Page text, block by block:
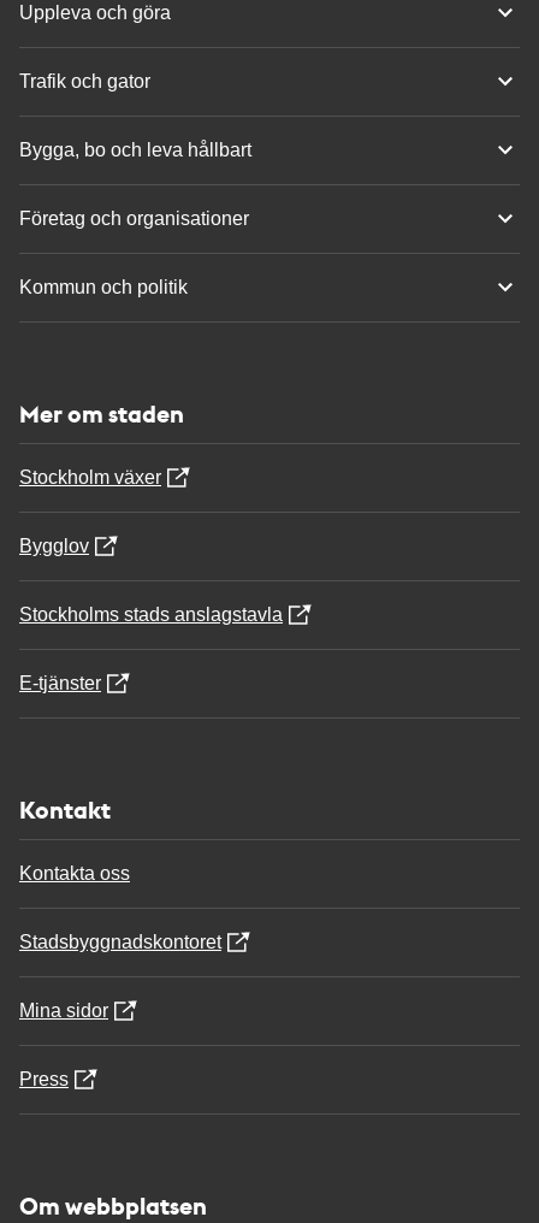
Uppleva och göra
Trafik och gator
Bygga, bo och leva hållbart
Företag och organisationer
Kommun och politik
Mer om staden
Stockholm växer
Bygglov
Stockholms stads anslagstavla
E-tjänster
Kontakt
Kontakta oss
Stadsbyggnadskontoret
Mina sidor
Press
Om webbplatsen